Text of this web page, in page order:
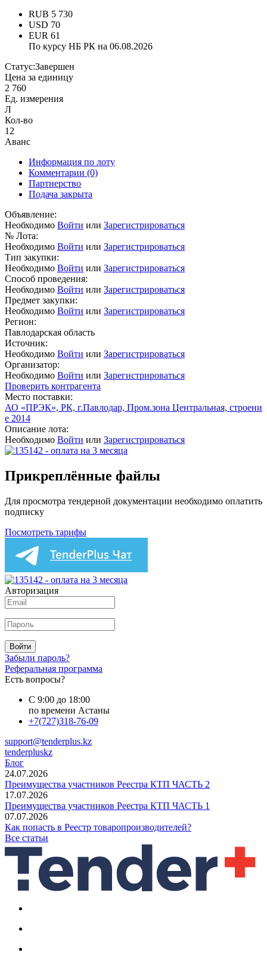
RUB 5 730
USD 70
EUR 61
По курсу НБ РК на 06.08.2026
Статус:Завершен
Цена за единицу
2 760
Ед. измерения
Л
Кол-во
12
Аванс
Информация по лоту
Комментарии (0)
Партнерство
Подача закрыта
Объявление:
Необходимо Войти или Зарегистрироваться
№ Лота:
Необходимо Войти или Зарегистрироваться
Тип закупки:
Необходимо Войти или Зарегистрироваться
Способ проведения:
Необходимо Войти или Зарегистрироваться
Предмет закупки:
Необходимо Войти или Зарегистрироваться
Регион:
Павлодарская область
Источник:
Необходимо Войти или Зарегистрироваться
Организатор:
Необходимо Войти или Зарегистрироваться
Проверить контрагента
Место поставки:
АО «ПРЭК», РК, г.Павлодар, Пром.зона Центральная, строени
е 2014
Описание лота:
Необходимо Войти или Зарегистрироваться
Прикреплённые файлы
Для просмотра тендерной документации необходимо оплатить
подписку
Посмотреть тарифы
Авторизация
Войти
Забыли пароль?
Реферальная программа
Есть вопросы?
С 9:00 до 18:00
по времени Астаны
+7(727)318-76-09
support@tenderplus.kz
tenderpluskz
Блог
24.07.2026
Преимущества участников Реестра КТП ЧАСТЬ 2
17.07.2026
Преимущества участников Реестра КТП ЧАСТЬ 1
07.07.2026
Как попасть в Реестр товаропроизводителей?
Все статьи